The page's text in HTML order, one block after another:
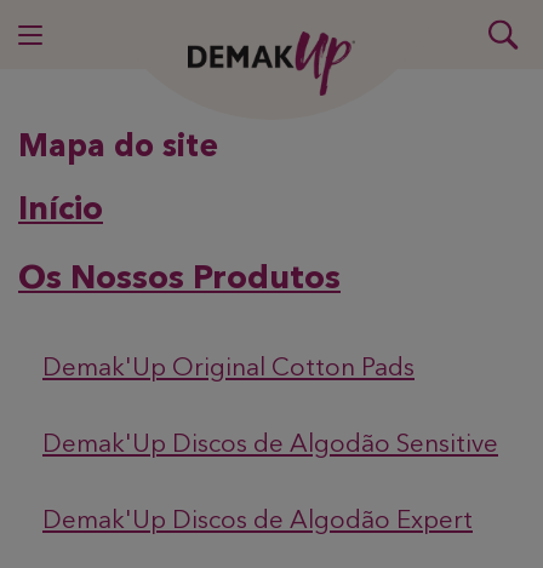
Mapa do site
Início
Os Nossos Produtos
Demak'Up Original Cotton Pads
Demak'Up Discos de Algodão Sensitive
Demak'Up Discos de Algodão Expert